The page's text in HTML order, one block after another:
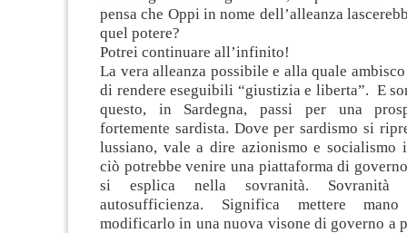
pensa che Oppi in nome dell’alleanza
quel potere?
Potrei continuare all’infinito!
La vera alleanza possibile e alla quale
di rendere eseguibili “giustizia e liberta”. E
questo, in Sardegna, passi per una
fortemente sardista. Dove per sardismo si
lussiano, vale a dire azionismo e socialismo
ciò potrebbe venire una piattaforma di
si esplica nella sovranità. Sovranità
autosufficienza. Significa mettere
modificarlo in una nuova visone di governo a